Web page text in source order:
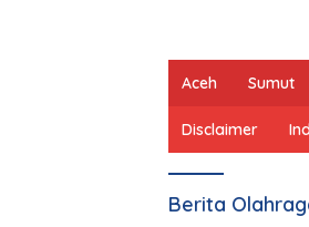
Aceh Sumut
Disclaimer
Berita